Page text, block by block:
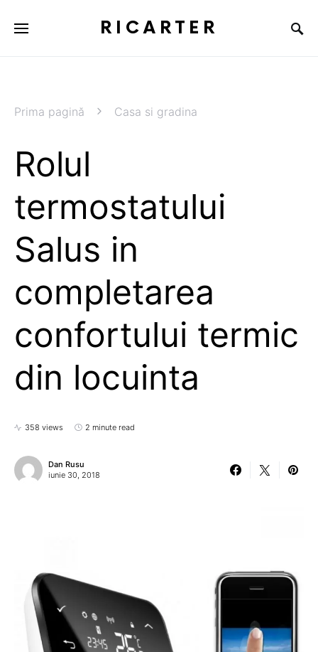
RICARTER
Prima pagină Casa si gradina
Rolul
termostatului
Salus in
completarea
confortului termic
din locuinta
358 views 2 minute read
Dan Rusu
iunie 30, 2018